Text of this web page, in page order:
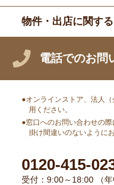
物件・出店に関す
電話でのお問
オンラインストア、法人
用ください。
窓口へのお問い合わせの
掛け間違いのないように
0120-415-
受付：9:00～18:00 （年